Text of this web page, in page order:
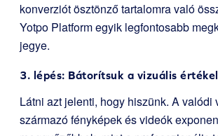
konverziót ösztönző tartalomra való
Yotpo Platform egyik legfontosabb
jegye.
3. lépés: Bátorítsuk a vizuális
Látni azt jelenti, hogy hiszünk. A valódi
származó fényképek és videók